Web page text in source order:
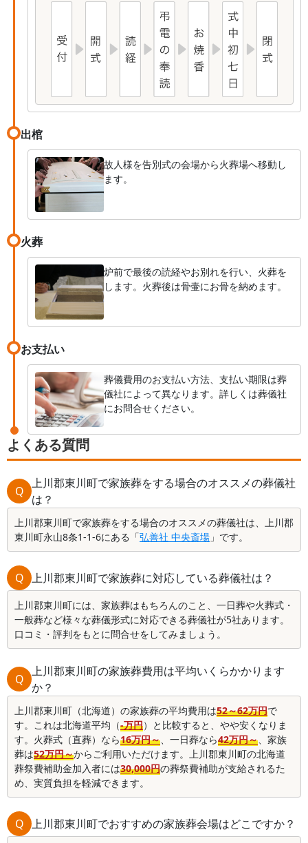
出棺
故人様を告別式の会場から火葬場へ移動し
ます。
火葬
炉前で最後の読経やお別れを行い、火葬を
します。火葬後は骨壷にお骨を納めます。
お支払い
葬儀費用のお支払い方法、支払い期限は葬
儀社によって異なります。詳しくは葬儀社
にお問合せください。
よくある質問
Q
上川郡東川町で家族葬をする場合のオススメの葬儀社
は？
上川郡東川町で家族葬をする場合のオススメの葬儀社は、上川郡
東川町永山8条1-1-6にある「弘善社 中央斎場 」です。
Q 上川郡東川町で家族葬に対応している葬儀社は？
上川郡東川町には、家族葬はもちろんのこと、一日葬や火葬式・
一般葬など様々な葬儀形式に対応できる葬儀社が5社あります。
口コミ・評判をもとに問合せをしてみましょう。
Q
上川郡東川町の家族葬費用は平均いくらかかります
か？
上川郡東川町（北海道）の家族葬の平均費用は52～62万円で
す。これは北海道平均（-万円）と比較すると、やや安くなりま
す。火葬式（直葬）なら16万円～、一日葬なら42万円～、家族
葬は52万円～からご利用いただけます。上川郡東川町の北海道
葬祭費補助金加入者には30,000円の葬祭費補助が支給されるた
め、実質負担を軽減できます。
Q 上川郡東川町でおすすめの家族葬会場はどこですか？